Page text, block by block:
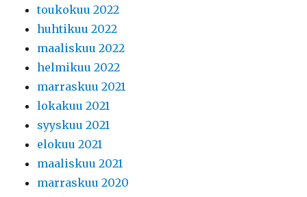
toukokuu 2022
huhtikuu 2022
maaliskuu 2022
helmikuu 2022
marraskuu 2021
lokakuu 2021
syyskuu 2021
elokuu 2021
maaliskuu 2021
marraskuu 2020